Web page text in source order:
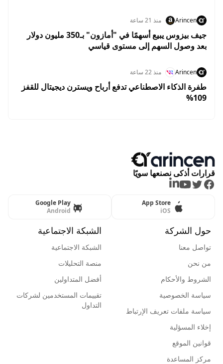
Arincen منذ 21 ساعة
جيف بيزوس يبيع أسهمًا في "أمازون" بـ350 مليون دولار
بعد وصول السهم إلى مستوى قياسي
Arincen منذ 22 ساعة
طفرة الذكاء الاصطناعي تدفع أرباح ويسترن ديجيتال للقفز
109%
قرارات أذكى نصنعها سويًا
Facebook
Twitter
Youtube
LinkedIn
App Store
iOS
Google Play
Android
حول الشركة
تواصل معنا
من نحن
الشروط والأحكام
سياسة الخصوصية
سياسة ملفات تعريف الإرتباط
إخلاء المسؤلية
قوانين الموقع
مركز المساعدة
الشبكة الاجتماعية
الشبكة الاجتماعية
منصة التحليلات
أفضل المتداولين
تقييمات المستخدمين لشركات
التداول